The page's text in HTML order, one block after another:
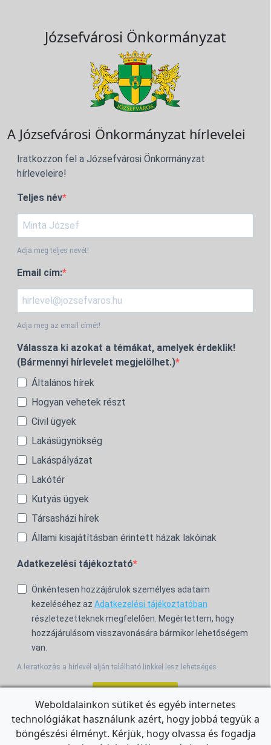
Józsefvárosi Önkormányzat
A Józsefvárosi Önkormányzat hírlevelei
Iratkozzon fel a Józsefvárosi Önkormányzat
hírleveleire!
Teljes név
Adja meg teljes nevét!
Email cím:
Adja meg az email címét!
Válassza ki azokat a témákat, amelyek érdeklik!
(Bármennyi hírlevelet megjelölhet.)
Általános hírek
Hogyan vehetek részt
Civil ügyek
Lakásügynökség
Lakáspályázat
Lakótér
Kutyás ügyek
Társasházi hírek
Állami kisajátításban érintett házak lakóinak
Adatkezelési tájékoztató
Önkéntesen hozzájárulok személyes adataim
kezeléséhez az Adatkezelési tájékoztatóban
részletezetteknek megfelelően. Megértettem, hogy
hozzájárulásom visszavonására bármikor lehetőségem
van.
A leiratkozás a hírlevél alján található linkkel lesz lehetséges.
For the English Newsletter, clickHERE.
Weboldalainkon sütiket és egyéb internetes
technológiákat használunk azért, hogy jobbá tegyük a
böngészési élményt. Kérjük, hogy olvassa és fogadja